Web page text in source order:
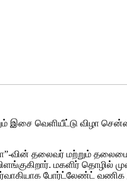
இசை வெளியீட்டு விழா
வின் தலைவர் மற்றும்
மகளிர்
போர்ட்லேண்ட்